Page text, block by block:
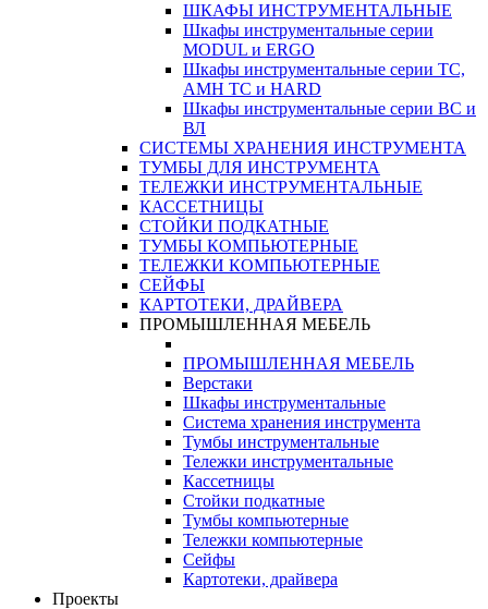
ШКАФЫ ИНСТРУМЕНТАЛЬНЫЕ
Шкафы инструментальные серии
MODUL и ERGO
Шкафы инструментальные серии ТС,
АМН ТС и HARD
Шкафы инструментальные серии ВС и
ВЛ
СИСТЕМЫ ХРАНЕНИЯ ИНСТРУМЕНТА
ТУМБЫ ДЛЯ ИНСТРУМЕНТА
ТЕЛЕЖКИ ИНСТРУМЕНТАЛЬНЫЕ
КАССЕТНИЦЫ
СТОЙКИ ПОДКАТНЫЕ
ТУМБЫ КОМПЬЮТЕРНЫЕ
ТЕЛЕЖКИ КОМПЬЮТЕРНЫЕ
СЕЙФЫ
КАРТОТЕКИ, ДРАЙВЕРА
ПРОМЫШЛЕННАЯ МЕБЕЛЬ
ПРОМЫШЛЕННАЯ МЕБЕЛЬ
Верстаки
Шкафы инструментальные
Система хранения инструмента
Тумбы инструментальные
Тележки инструментальные
Кассетницы
Стойки подкатные
Тумбы компьютерные
Тележки компьютерные
Сейфы
Картотеки, драйвера
Проекты